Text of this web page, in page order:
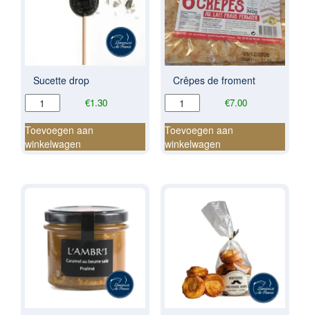
Sucette drop
€1.30
Sucette
drop
aantal
Toevoegen aan
winkelwagen
Crêpes de froment
€7.00
Crêpes
de
froment
aantal
Toevoegen aan
winkelwagen